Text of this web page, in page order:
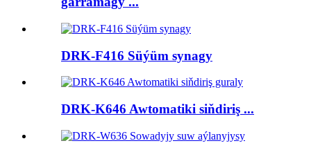
DRK-F416 Süýüm synagy
DRK-K646 Awtomatiki siňdiriş ...